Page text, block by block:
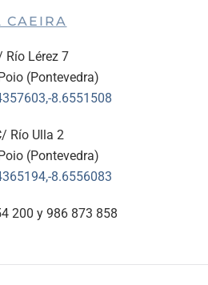
CAEIRA
Río Lérez 7
(Pontevedra)
8.6551508
Río Ulla 2
(Pontevedra)
8.6556083
200 y 986 873 858